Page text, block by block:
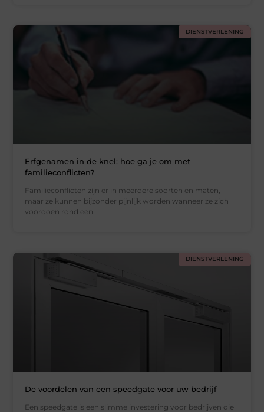
DIENSTVERLENING
Erfgenamen in de knel: hoe ga je om met
familieconflicten?
Familieconflicten zijn er in meerdere soorten en maten,
maar ze kunnen bijzonder pijnlijk worden wanneer ze zich
voordoen rond een
DIENSTVERLENING
De voordelen van een speedgate voor uw bedrijf
Een speedgate is een slimme investering voor bedrijven die